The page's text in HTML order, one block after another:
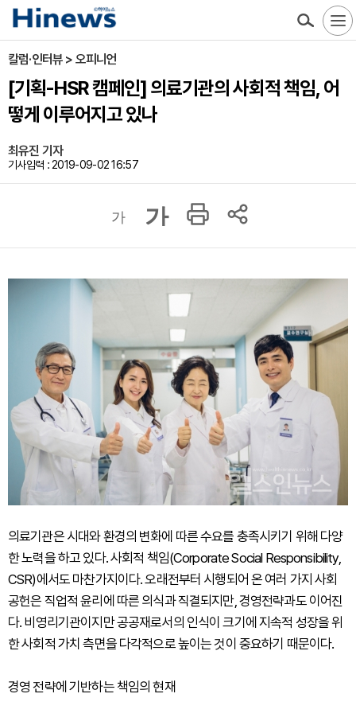
칼럼·인터뷰 > 오피니언
[기획-HSR 캠페인] 의료기관의 사회적 책임, 어
떻게 이루어지고 있나
최유진 기자
기사입력 : 2019-09-02 16:57
가 가
의료기관은 시대와 환경의 변화에 따른 수요를 충족시키기 위해 다양
한 노력을 하고 있다. 사회적 책임(Corporate Social Responsibility,
CSR)에서도 마찬가지이다. 오래전부터 시행되어 온 여러 가지 사회
공헌은 직업적 윤리에 따른 의식과 직결되지만, 경영전략과도 이어진
다. 비영리기관이지만 공공재로서의 인식이 크기에 지속적 성장을 위
한 사회적 가치 측면을 다각적으로 높이는 것이 중요하기 때문이다.
경영 전략에 기반하는 책임의 현재